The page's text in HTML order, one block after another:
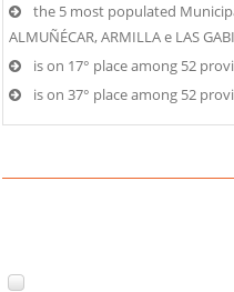
the 5 most populated
ALMUÑÉCAR, ARMILLA e LAS
is on 17° place among 52
is on 37° place among 52